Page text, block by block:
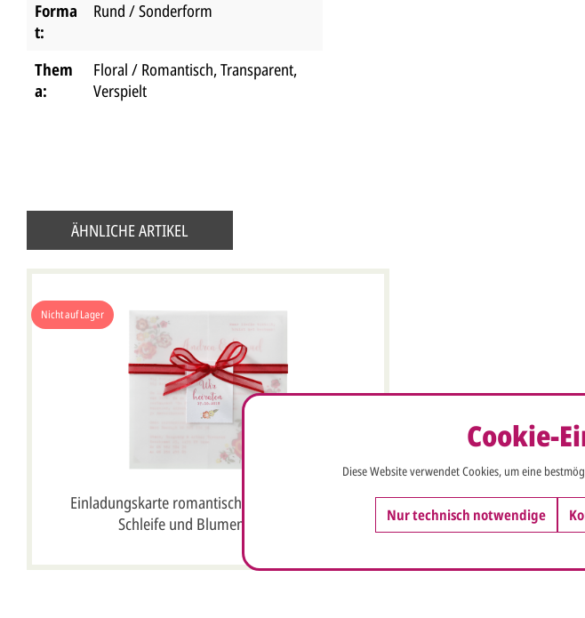
Forma
t:
Rund / Sonderform
Them
a:
Floral / Romantisch, Transparent,
Verspielt
ÄHNLICHE ARTIKEL
Nicht auf Lager
Einladungskarte romantisch mit Transparent,
Schleife und Blumenaufdruck
Cookie-
Diese Website verwendet Cookies, um eine
Nur technisch notwendige